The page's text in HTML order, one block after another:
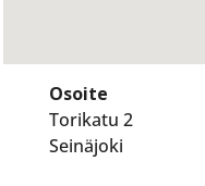
Osoite
Torikatu 2
Seinäjoki